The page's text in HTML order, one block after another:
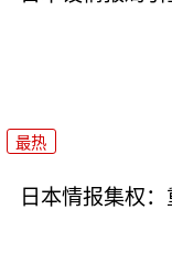
最热
日本情报集权